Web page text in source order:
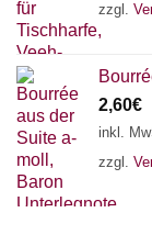
zzgl.
2,60€
inkl.
zzgl.